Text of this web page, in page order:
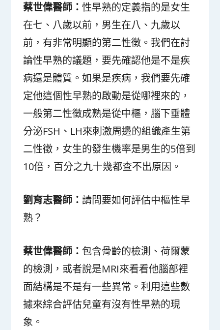
蔡世偉醫師：性早熟的定義指的是女生
在七、八歲以前，男生在八、九歲以
前，有非常明顯的第二性徵。我們在討
論性早熟的議題，要先確認他是不是疾
病還是體質。如果是疾病，我們要先確
定他這個性早熟的啟動是從哪裡來的，
一般第二性徵成熟是從中樞，腦下垂體
分泌FSH、LH來刺激周邊的組織產生第
二性徵，女生的發生機率是男生的5倍到
10倍，百分之九十幾都查不出原因。
劉育志醫師：請問要如何評估中樞性早
熟？
蔡世偉醫師： 包含骨齡的檢測、荷爾蒙
的檢測，或者說是MRI來看看他腦部裡
面結構是不是有一些異常。利用這些數
據來綜合評估兒童有沒有性早熟的現
象。